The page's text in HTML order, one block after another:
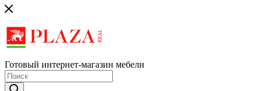
Готовый интернет-магазин мебели